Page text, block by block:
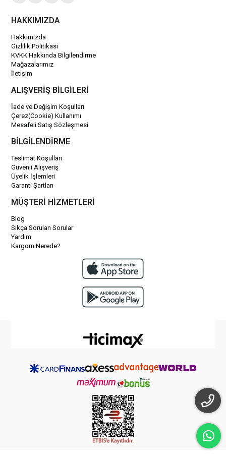
HAKKIMIZDA
Hakkımızda
Gizlilik Politikası
KVKK Hakkında Bilgilendirme
Mağazalarımız
İletişim
ALIŞVERİŞ BİLGİLERİ
İade ve Değişim Koşulları
Çerez(Cookie) Kullanımı
Mesafeli Satış Sözleşmesi
BİLGİLENDİRME
Teslimat Koşulları
Güvenli Alışveriş
Üyelik İşlemleri
Garanti Şartları
MÜŞTERİ HİZMETLERİ
Blog
Sıkça Sorulan Sorular
Yardım
Kargom Nerede?